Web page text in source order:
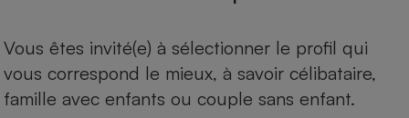
Vous êtes invité(e) à sélectionner le profil qui
vous correspond le mieux, à savoir célibataire,
famille avec enfants ou couple sans enfant.